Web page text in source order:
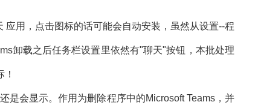
用，点击图标的话可能会自动安装，虽然从设置--程
卸载之后任务栏设置里依然有"聊天"按钮，本批处理
是会显示。作用为删除程序中的Microsoft Teams，并